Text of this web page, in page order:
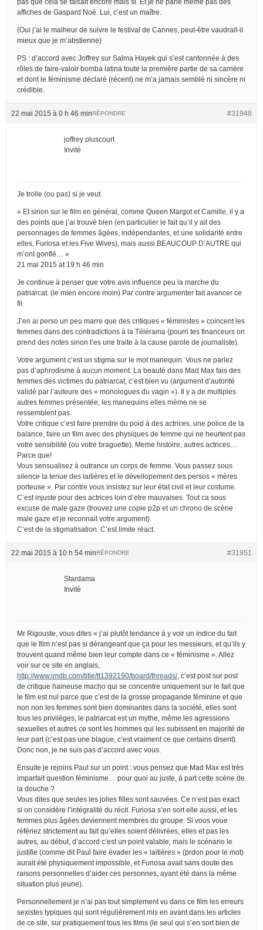
affiches de Gaspard Noé. Lui, c’est un maître.
(Oui j’ai le malheur de suivre le festival de Cannes, peut-être vaudrait-il
mieux que je m’abstienne)
PS : d’accord avec Joffrey sur Salma Hayek qui s’est cantonnée à des
rôles de faire-valoir bomba latina toute la première partie de sa carrière
et dont le féminisme déclaré (récent) ne m’a jamais semblé ni sincère ni
crédible.
22 mai 2015 à 0 h 46 min #31948
RÉPONDRE
joffrey pluscourt
Invité
Je trolle (ou pas) si je veut.
« Et sinon sur le film en général, comme Queen Margot et Camille, il y a
des points que j’ai trouvé bien (en particulier le fait qu’il y ait des
personnages de femmes âgées, indépendantes, et une solidarité entre
elles, Furiosa et les Five Wives), mais aussi BEAUCOUP D’AUTRE qui
m’ont gonflé… »
21 mai 2015 at 19 h 46 min
Je continue à penser que votre avis influence peu la marche du
patriarcat. (le mien encore moin) Par contre argumenter fait avancer ce
fil.
J’en ai perso un peu marre que des critiques « féministes » coincent les
femmes dans des contradictions à la Télérama (pourri tes financeurs on
prend des notes sinon t’es une traite à la cause parole de journaliste).
Votre argument c’est un stigma sur le mot manequin. Vous ne parlez
pas d’aphrodisme à aucun moment. La beauté dans Mad Max fais des
femmes des victimes du patriarcat, c’est bien vu (argument d’autorité
validé par l’auteure des « monologues du vagin »). Il y a de multiples
autres femmes présentée, les manequins elles mème ne se
ressemblent pas.
Votre critique c’est faire prendre du poid à des actrices, une police de la
balance, faire un film avec des physiques de femme qui ne heurtent pas
votre sensibilité (ou votre braguette). Meme histoire, autres actrices…
Parce que!
Vous sensualisez à outrance un corps de femme. Vous passez sous
silence la tenue des laitières et le dévellopement des persos « mères
porteuse ». Par contre vous insistez sur leur état civil et leur costume.
C’est injuste pour des actrices loin d’etre mauvaises. Tout ca sous
excuse de male gaze (trouvez une copie p2p et un chrono de scène
male gaze et je reconnait votre argument)
C’est de la stigmatisation. C’est limite réact.
22 mai 2015 à 10 h 54 min #31951
RÉPONDRE
Stardama
Invité
Mr Rigouste, vous dites « j’ai plutôt tendance à y voir un indice du fait
que le film n’est pas si dérangeant que ça pour les messieurs, et qu’ils y
trouvent quand même bien leur compte dans ce « féminisme ». Allez
voir sur ce site en anglais,
http://www.imdb.com/title/tt1392190/board/threads/, c’est post sur post
de critique haineuse macho qui se concentre uniquement sur le fait que
le film est nul parce que c’est de la grosse propagande féminine et que
non non les femmes sont bien dominantes dans la société, elles sont
tous les privilèges, le patriarcat est un mythe, même les agressions
sexuelles et autres ce sont les hommes qui les subissent en majorité de
leur part (c’est pas une blague, c’est vraiment ce que certains disent).
Donc non, je ne suis pas d’accord avec vous.
Ensuite je rejoins Paul sur un point : vous pensez que Mad Max est très
imparfait question féminisme… pour quoi au juste, à part cette scène de
la douche ?
Vous dites que seules les jolies filles sont sauvées. Ce n’est pas exact
si on considère l’intégralité du récit. Furiosa s’en sort elle aussi, et les
femmes plus âgées deviennent membres du groupe. Si vous voue
référiez strictement au fait qu’elles soient délivrées, elles et pas les
autres, au début, d’accord c’est un point valable, mais le scénario le
justifie (comme dit Paul faire évader les « laitières » (prdon pour le mot)
aurait été physiquement impossible, et Furiosa avait sans doute des
raisons personnelles d’aider ces personnes, ayant été dans la même
situation plus jeune).
Personnellement je n’ai pas tout simplement vu dans ce film les erreurs
sexistes typiques qui sont régulièrement mis en avant dans les articles
de ce site, sur pratiquement tous les films (le seul qui s’en sort bien de